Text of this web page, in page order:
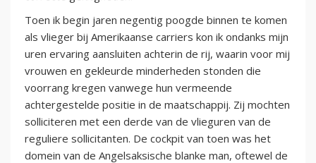
Toen ik begin jaren negentig poogde binnen te komen
als vlieger bij Amerikaanse carriers kon ik ondanks mijn
uren ervaring aansluiten achterin de rij, waarin voor mij
vrouwen en gekleurde minderheden stonden die
voorrang kregen vanwege hun vermeende
achtergestelde positie in de maatschappij. Zij mochten
solliciteren met een derde van de vlieguren van de
reguliere sollicitanten. De cockpit van toen was het
domein van de Angelsaksische blanke man, oftewel de